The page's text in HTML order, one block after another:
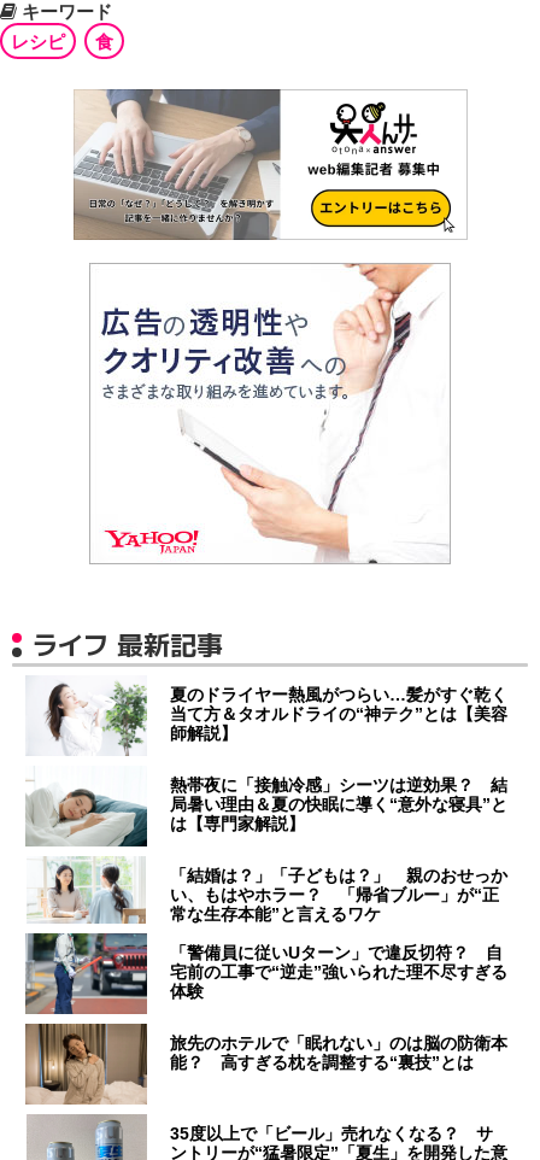
キーワード
レシピ
食
ライフ 最新記事
夏のドライヤー熱風がつらい…髪がすぐ乾く
当て方＆タオルドライの“神テク”とは【美容
師解説】
熱帯夜に「接触冷感」シーツは逆効果？ 結
局暑い理由＆夏の快眠に導く“意外な寝具”と
は【専門家解説】
「結婚は？」「子どもは？」 親のおせっか
い、もはやホラー？ 「帰省ブルー」が“正
常な生存本能”と言えるワケ
「警備員に従いUターン」で違反切符？ 自
宅前の工事で“逆走”強いられた理不尽すぎる
体験
旅先のホテルで「眠れない」のは脳の防衛本
能？ 高すぎる枕を調整する“裏技”とは
35度以上で「ビール」売れなくなる？ サ
ントリーが“猛暑限定”「夏生」を開発した意